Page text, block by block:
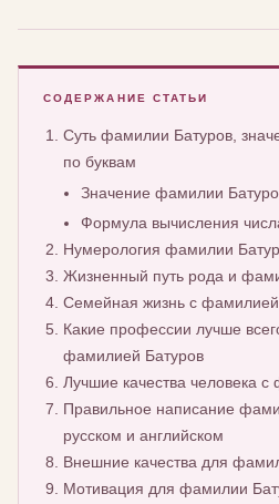
СОДЕРЖАНИЕ СТАТЬИ
Суть фамилии Батуров,
по буквам
Значение фамилии
Формула вычисления
Нумерология фамилии
Жизненный путь рода и
Семейная жизнь с фамилией
Какие профессии лучше
фамилией Батуров
Лучшие качества человека
Правильное написание
русском и английском
Внешние качества для
Мотивация для фамилии